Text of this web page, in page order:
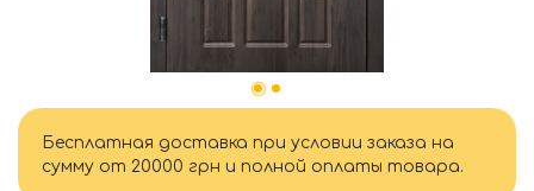
Бесплатная доставка при условии заказа на
сумму от 20000 грн и полной оплаты товара.